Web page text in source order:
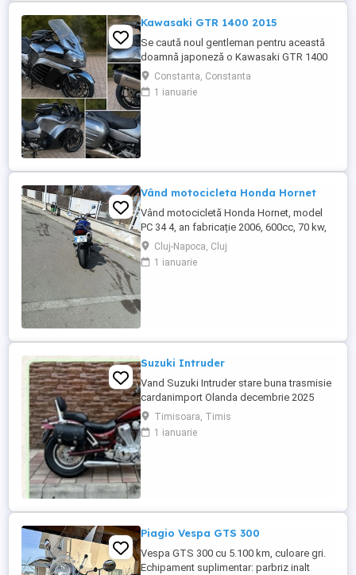
Kawasaki GTR 1400 2015
Se caută noul gentleman pentru această
doamnă japoneză o Kawasaki GTR 1400
care încă întoarce priviri și iubește
kilometrii. A fost răsfățată, întreținută la
timp și tratată cu respect. O dau doar
Constanta, Constanta
1 ianuarie
Vând motocicleta Honda Hornet
Vând motocicletă Honda Hornet, model
PC 34 4, an fabricație 2006, 600cc, 70 kw,
98 cp, inspecție tehnică valabilă până în
august 2027 . Preț 1900 euro
Cluj-Napoca, Cluj
1 ianuarie
Suzuki Intruder
Vand Suzuki Intruder stare buna trasmisie
cardanimport Olanda decembrie 2025
inmatriculat RO IN FEBRUARIE Nu raspund
la mesaje.Schimb cu ATV plus sau minus
diferenta
Timisoara, Timis
1 ianuarie
Piagio Vespa GTS 300
Vespa GTS 300 cu 5.100 km, culoare gri.
Echipament suplimentar: parbriz inalt